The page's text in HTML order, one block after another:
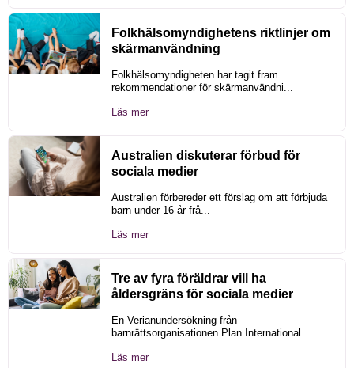
Folkhälsomyndighetens riktlinjer om
skärmanvändning
Folkhälsomyndigheten har tagit fram
rekommendationer för skärmanvändni...
Läs mer
Australien diskuterar förbud för
sociala medier
Australien förbereder ett förslag om att förbjuda
barn under 16 år frå...
Läs mer
Tre av fyra föräldrar vill ha
åldersgräns för sociala medier
En Verianundersökning från
barnrättsorganisationen Plan International...
Läs mer